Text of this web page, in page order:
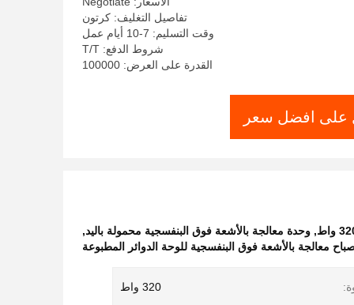
تفاصيل التغليف: كرتون
وقت التسليم: 7-10 أيام عمل
شروط الدفع: T/T
القدرة على العرض: 100000
على افضل سعر
, وحدة معالجة بالأشعة فوق البنفسجية محمولة باليد,
معالجة بالأشعة فوق البنفسجية للوحة الدوائر المطبوعة
320 واط